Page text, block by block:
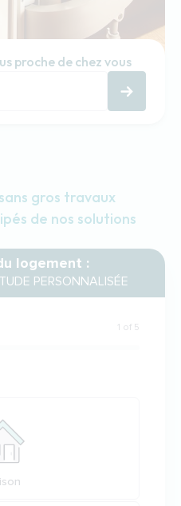
proche de chez vous
gros travaux
de nos solutions
logement :
PERSONNALISÉE
1 of 5